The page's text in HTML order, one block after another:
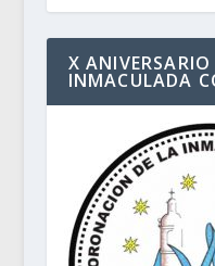
X
INMACULADA